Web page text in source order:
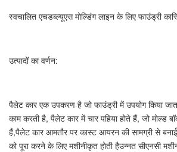
स्वचालित एचडब्ल्यूएस मोल्डिंग लाइन के लिए फाउंड्री
उत्पादों का वर्णन:
पैलेट कार एक उपकरण है जो फाउंड्री में उपयोग किया
काम करती है, पैलेट कार में चार पहिया होते हैं, जो मोल्ड
हैं,पैलेट कार आमतौर पर कास्ट आयरन की सामग्री से बनाई
को पूरा करने के लिए मशीनीकृत होती हैउन्नत सीएनसी